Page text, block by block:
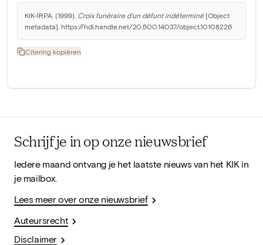
KIK-IRPA. (1999). Croix funéraire d'un défunt indéterminé [Object
metadata]. https://hdl.handle.net/20.500.14037/object.10108226
Citering kopiëren
Schrijf je in op onze nieuwsbrief
Iedere maand ontvang je het laatste nieuws van het KIK in
je mailbox.
Lees meer over onze nieuwsbrief
Auteursrecht
Disclaimer